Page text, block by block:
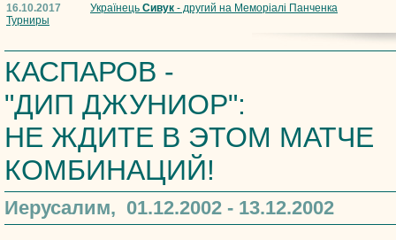
16.10.2017
Турниры
Українець Сивук - другий на Меморіалі Панченка
КАСПАРОВ -
"ДИП ДЖУНИОР":
НЕ ЖДИТЕ В ЭТОМ МАТЧЕ
КОМБИНАЦИЙ!
Иерусалим, 01.12.2002 - 13.12.2002